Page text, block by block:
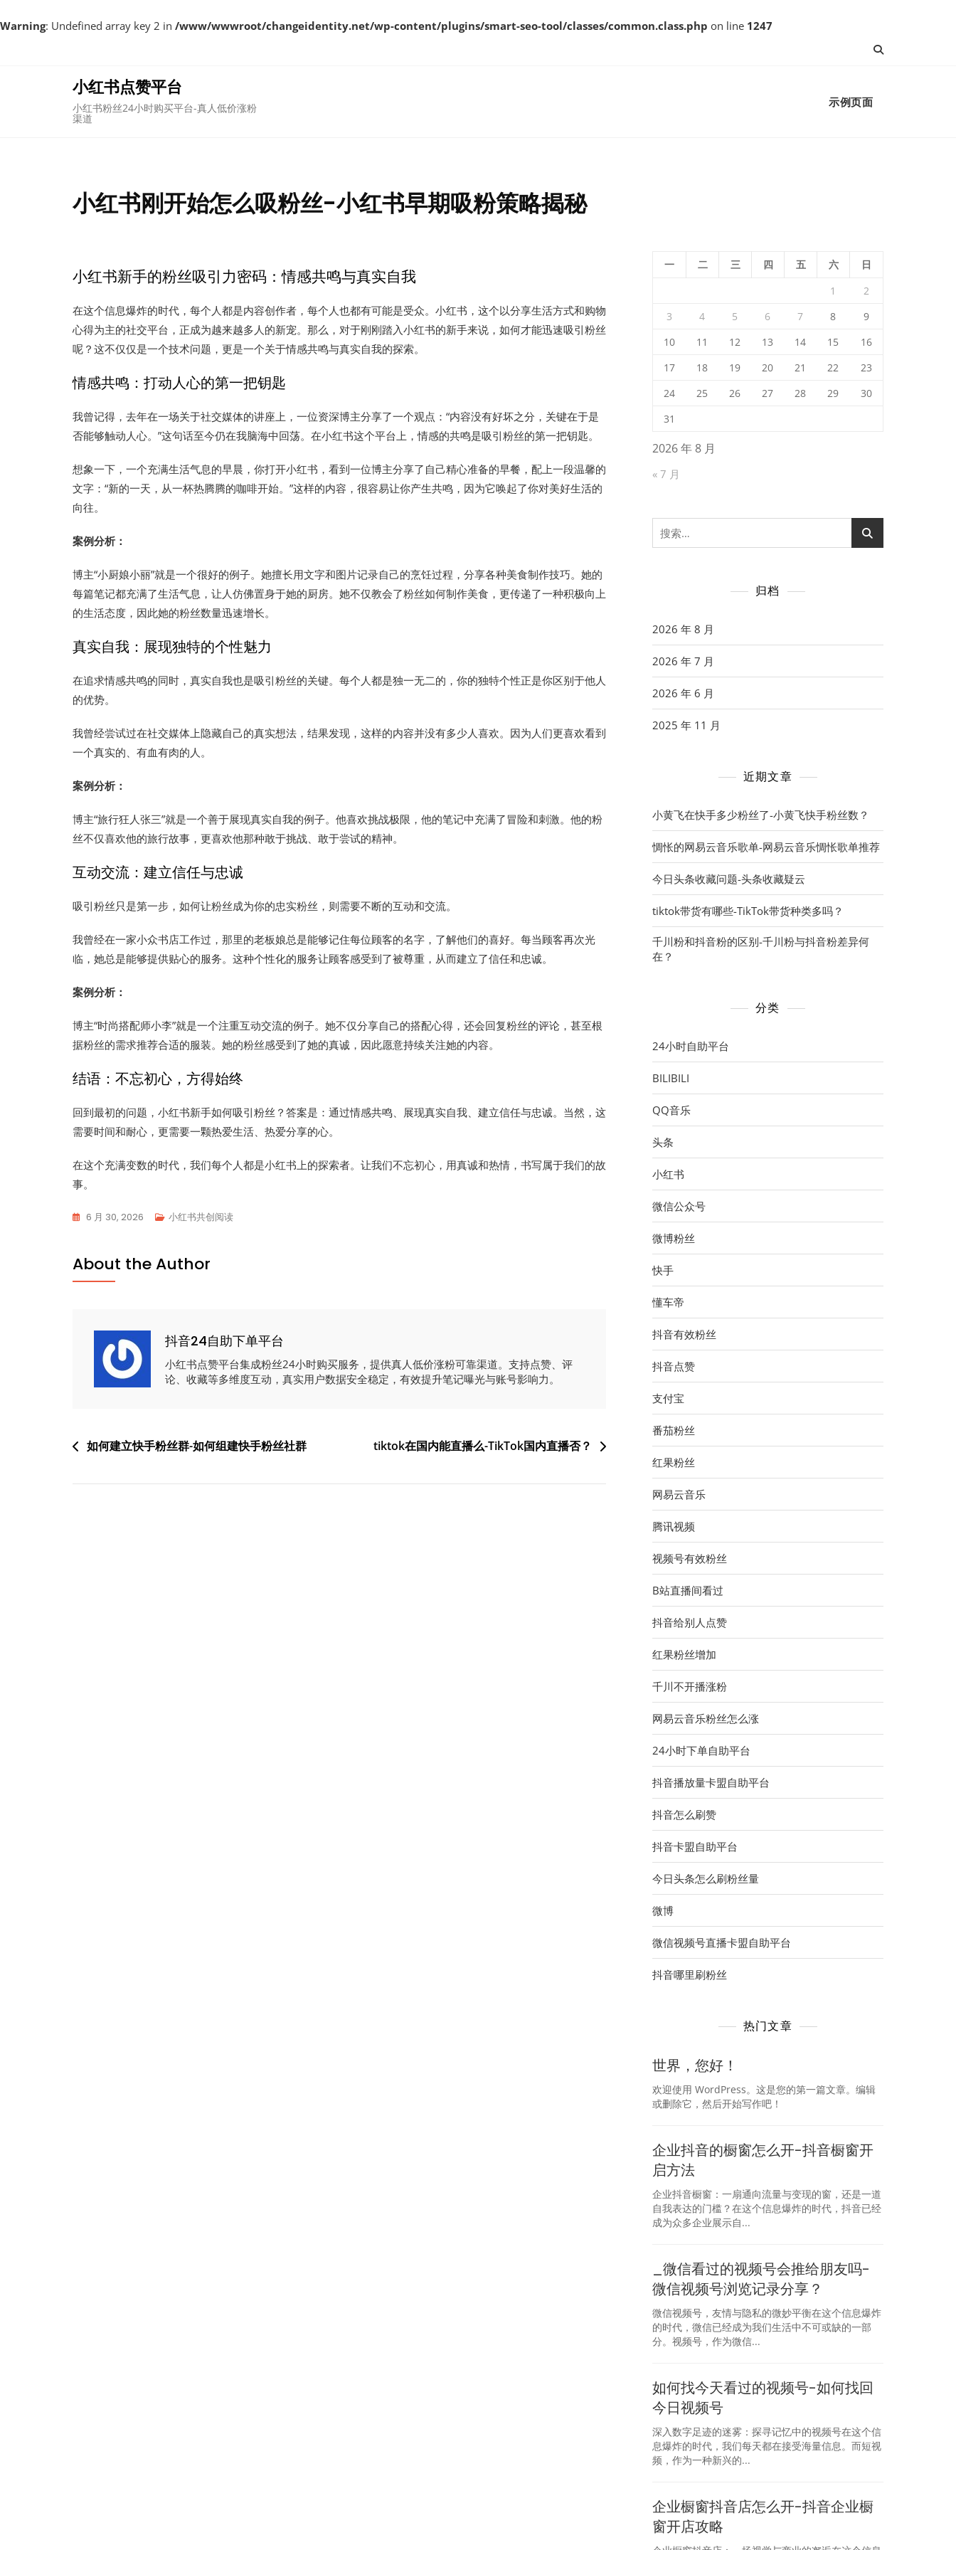
Warning: Undefined array key 2 in /www/wwwroot/changeidentity.net/wp-content/plugins/smart-seo-tool/classes/common.class.php on line 1247
小红书点赞平台
小红书粉丝24小时购买平台-真人低价涨粉
渠道
示例页面
小红书刚开始怎么吸粉丝-小红书早期吸粉策略揭秘
小红书新手的粉丝吸引力密码：情感共鸣与真实自我
在这个信息爆炸的时代，每个人都是内容创作者，每个人也都有可能是受众。小红书，这个以分享生活方式和购物
心得为主的社交平台，正成为越来越多人的新宠。那么，对于刚刚踏入小红书的新手来说，如何才能迅速吸引粉丝
呢？这不仅仅是一个技术问题，更是一个关于情感共鸣与真实自我的探索。
情感共鸣：打动人心的第一把钥匙
我曾记得，去年在一场关于社交媒体的讲座上，一位资深博主分享了一个观点：“内容没有好坏之分，关键在于是
否能够触动人心。”这句话至今仍在我脑海中回荡。在小红书这个平台上，情感的共鸣是吸引粉丝的第一把钥匙。
想象一下，一个充满生活气息的早晨，你打开小红书，看到一位博主分享了自己精心准备的早餐，配上一段温馨的
文字：“新的一天，从一杯热腾腾的咖啡开始。”这样的内容，很容易让你产生共鸣，因为它唤起了你对美好生活的
向往。
案例分析：
博主“小厨娘小丽”就是一个很好的例子。她擅长用文字和图片记录自己的烹饪过程，分享各种美食制作技巧。她的
每篇笔记都充满了生活气息，让人仿佛置身于她的厨房。她不仅教会了粉丝如何制作美食，更传递了一种积极向上
的生活态度，因此她的粉丝数量迅速增长。
真实自我：展现独特的个性魅力
在追求情感共鸣的同时，真实自我也是吸引粉丝的关键。每个人都是独一无二的，你的独特个性正是你区别于他人
的优势。
我曾经尝试过在社交媒体上隐藏自己的真实想法，结果发现，这样的内容并没有多少人喜欢。因为人们更喜欢看到
一个真实的、有血有肉的人。
案例分析：
博主“旅行狂人张三”就是一个善于展现真实自我的例子。他喜欢挑战极限，他的笔记中充满了冒险和刺激。他的粉
丝不仅喜欢他的旅行故事，更喜欢他那种敢于挑战、敢于尝试的精神。
互动交流：建立信任与忠诚
吸引粉丝只是第一步，如何让粉丝成为你的忠实粉丝，则需要不断的互动和交流。
我曾经在一家小众书店工作过，那里的老板娘总是能够记住每位顾客的名字，了解他们的喜好。每当顾客再次光
临，她总是能够提供贴心的服务。这种个性化的服务让顾客感受到了被尊重，从而建立了信任和忠诚。
案例分析：
博主“时尚搭配师小李”就是一个注重互动交流的例子。她不仅分享自己的搭配心得，还会回复粉丝的评论，甚至根
据粉丝的需求推荐合适的服装。她的粉丝感受到了她的真诚，因此愿意持续关注她的内容。
结语：不忘初心，方得始终
回到最初的问题，小红书新手如何吸引粉丝？答案是：通过情感共鸣、展现真实自我、建立信任与忠诚。当然，这
需要时间和耐心，更需要一颗热爱生活、热爱分享的心。
在这个充满变数的时代，我们每个人都是小红书上的探索者。让我们不忘初心，用真诚和热情，书写属于我们的故
事。
6 月 30, 2026 小红书共创阅读
About the Author
抖音24自助下单平台
小红书点赞平台集成粉丝24小时购买服务，提供真人低价涨粉可靠渠道。支持点赞、评
论、收藏等多维度互动，真实用户数据安全稳定，有效提升笔记曝光与账号影响力。
文如何建立快手粉丝群-如何组建快手粉丝社群 tiktok在国内能直播么-TikTok国内直播否？
2026 年 8 月
一 二 三 四 五 六
日
1
2
3
4 5 6 7 8
9
10
11 12 13 14 15
16
17
18 19 20 21 22
23
24
25 26 27 28 29
30
31
« 7 月
搜
索：
归档
2026 年 8 月
2026 年 7 月
2026 年 6 月
2025 年 11 月
近期文章
小黄飞在快手多少粉丝了-小黄飞快手粉丝数？
惆怅的网易云音乐歌单-网易云音乐惆怅歌单推荐
今日头条收藏问题-头条收藏疑云
tiktok带货有哪些-TikTok带货种类多吗？
千川粉和抖音粉的区别-千川粉与抖音粉差异何
在？
分类
24小时自助平台
BILIBILI
QQ音乐
头条
小红书
微信公众号
微博粉丝
快手
懂车帝
抖音有效粉丝
抖音点赞
支付宝
番茄粉丝
红果粉丝
网易云音乐
腾讯视频
视频号有效粉丝
B站直播间看过
抖音给别人点赞
红果粉丝增加
千川不开播涨粉
网易云音乐粉丝怎么涨
24小时下单自助平台
抖音播放量卡盟自助平台
抖音怎么刷赞
抖音卡盟自助平台
今日头条怎么刷粉丝量
微博
微信视频号直播卡盟自助平台
抖音哪里刷粉丝
热门文章
世界，您好！
欢迎使用 WordPress。这是您的第一篇文章。编辑
或删除它，然后开始写作吧！
企业抖音的橱窗怎么开-抖音橱窗开
启方法
企业抖音橱窗：一扇通向流量与变现的窗，还是一道
自我表达的门槛？在这个信息爆炸的时代，抖音已经
成为众多企业展示自...
_微信看过的视频号会推给朋友吗-
微信视频号浏览记录分享？
微信视频号，友情与隐私的微妙平衡在这个信息爆炸
的时代，微信已经成为我们生活中不可或缺的一部
分。视频号，作为微信...
如何找今天看过的视频号-如何找回
今日视频号
深入数字足迹的迷雾：探寻记忆中的视频号在这个信
息爆炸的时代，我们每天都在接受海量信息。而短视
频，作为一种新兴的...
企业橱窗抖音店怎么开-抖音企业橱
窗开店攻略